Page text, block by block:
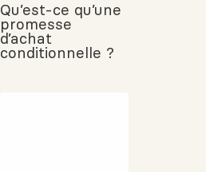
Qu’est-ce qu’une
promesse
d’achat
conditionnelle ?